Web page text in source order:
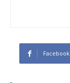
Facebook